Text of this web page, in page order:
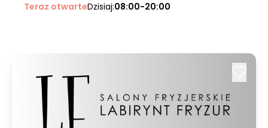
Teraz otwarteDzisiaj:08:00-20:00